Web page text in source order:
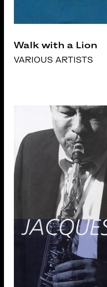
Walk with a Lion
VARIOUS ARTISTS